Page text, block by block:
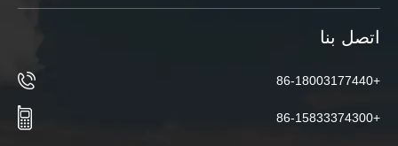
اتصل بنا
+86-18003177440
+86-15833374300